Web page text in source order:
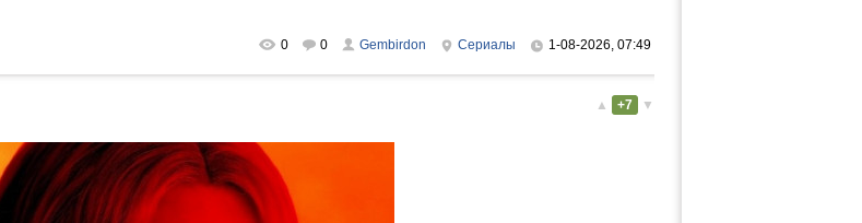
0 0 Gembirdon Сериалы 1-08-2026, 07:49
▲ +7 ▼